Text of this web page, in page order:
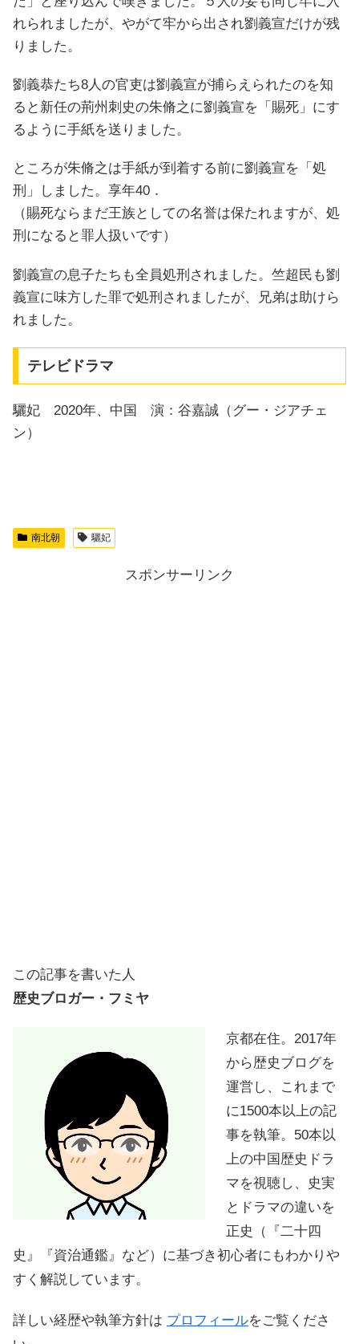
れられましたが、やがて牢から出され劉義宣だけが残
りました。
劉義恭たち8人の官吏は劉義宣が捕らえられたのを知
ると新任の荊州刺史の朱脩之に劉義宣を「賜死」にす
るように手紙を送りました。
ところが朱脩之は手紙が到着する前に劉義宣を「処
刑」しました。享年40．
（賜死ならまだ王族としての名誉は保たれますが、処
刑になると罪人扱いです）
劉義宣の息子たちも全員処刑されました。竺超民も劉
義宣に味方した罪で処刑されましたが、兄弟は助けら
れました。
テレビドラマ
驪妃 2020年、中国 演：谷嘉誠（グー・ジアチェ
ン）
南北朝 驪妃
スポンサーリンク
この記事を書いた人
歴史ブロガー・フミヤ
京都在住。2017年
から歴史ブログを
運営し、これまで
に1500本以上の記
事を執筆。50本以
上の中国歴史ドラ
マを視聴し、史実
とドラマの違いを
正史（『二十四
史』『資治通鑑』など）に基づき初心者にもわかりや
すく解説しています。
詳しい経歴や執筆方針は プロフィールをご覧くださ